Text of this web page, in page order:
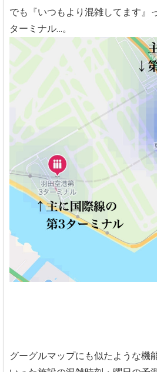
でも『いつもより混雑してます』
ターミナル…。
グーグルマップにも似たような機